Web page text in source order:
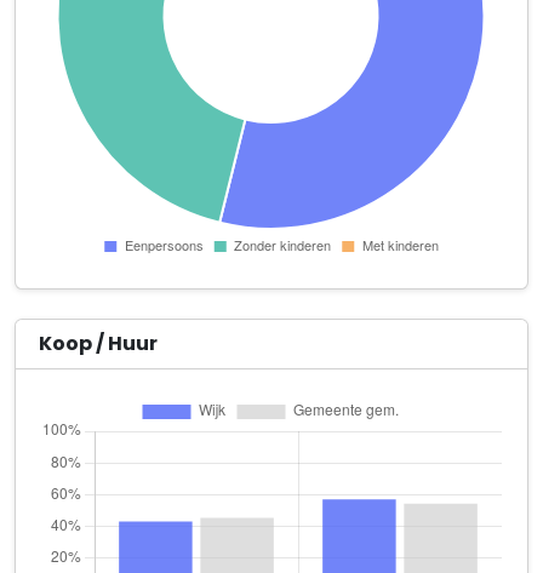
Dorpstraat 30 unit 402
Administratie- en Adviesburo Ratio
Rijksweg 3
Afisco Administratie en Belastingadviseurs
Einsteinstraat 4
AI Productions B.V.
Robert Schumandomein 2
Apotheek Heer B.V.
Einsteinstraat 34 A 01
beautybyrach
Burgemeester Kessensingel 62
BioMedicals Vital B.V.
BMETRIC motion
Dorpstraat 116
Koop / Huur